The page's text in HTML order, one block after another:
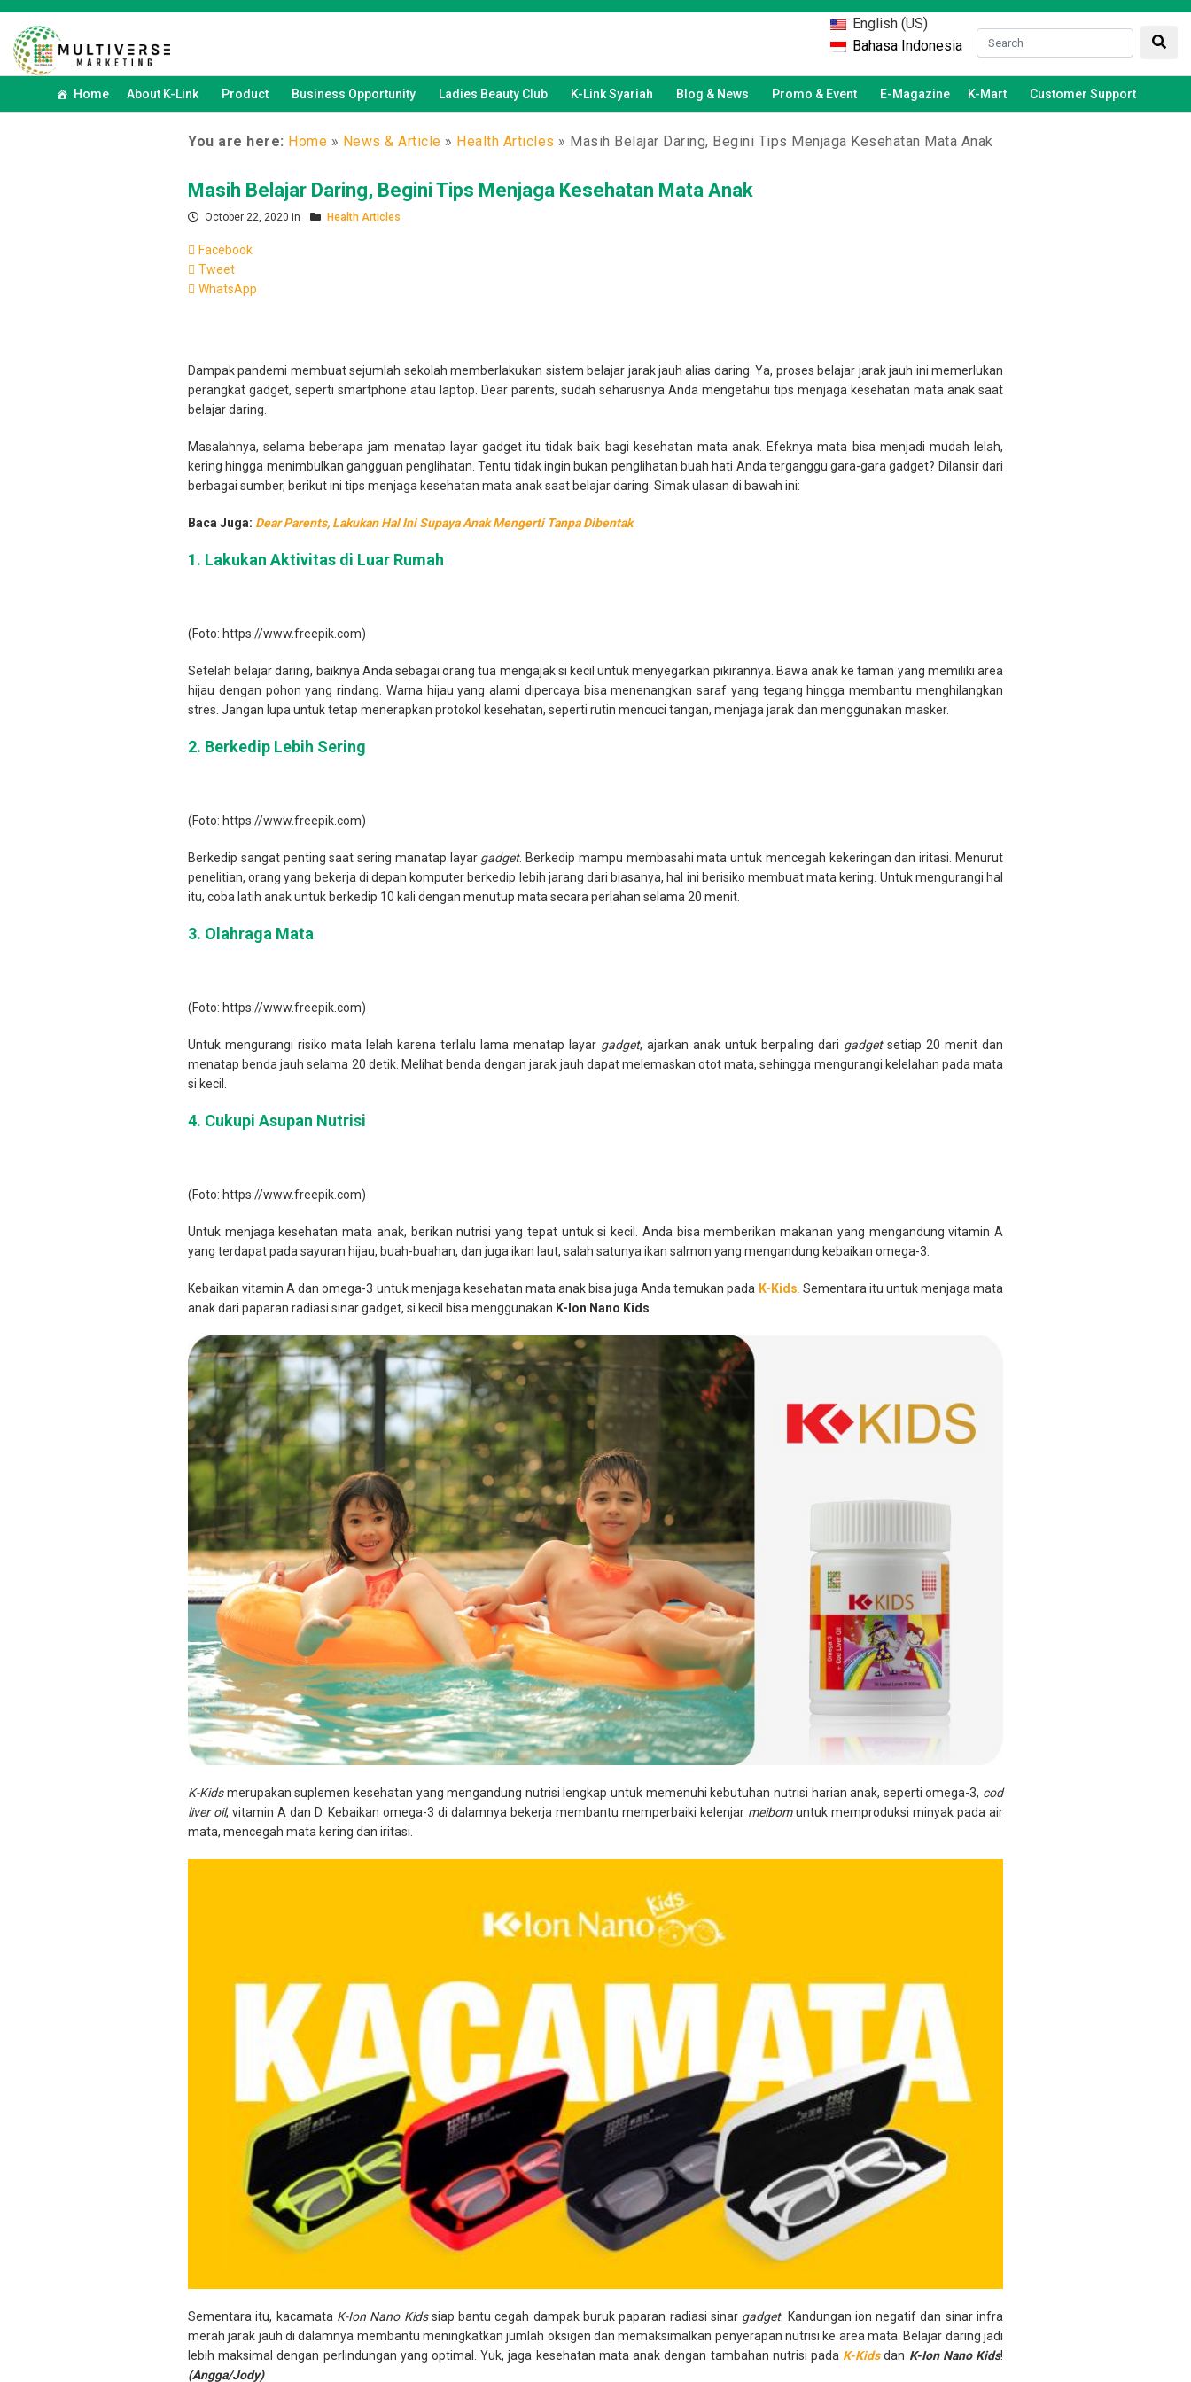
English (US)
Bahasa Indonesia
Home About K-Link Product Business Opportunity Ladies Beauty Club K-Link Syariah Blog & News Promo & Event E-Magazine K-Mart Customer Support
You are here: Home » News & Article » Health Articles » Masih Belajar Daring, Begini Tips Menjaga Kesehatan Mata Anak
Masih Belajar Daring, Begini Tips Menjaga Kesehatan Mata Anak
October 22, 2020 in Health Articles
Facebook
Tweet
WhatsApp
Dampak pandemi membuat sejumlah sekolah memberlakukan sistem belajar jarak jauh alias daring. Ya, proses belajar jarak jauh ini memerlukan
perangkat gadget, seperti smartphone atau laptop. Dear parents, sudah seharusnya Anda mengetahui tips menjaga kesehatan mata anak saat
belajar daring.
Masalahnya, selama beberapa jam menatap layar gadget itu tidak baik bagi kesehatan mata anak. Efeknya mata bisa menjadi mudah lelah,
kering hingga menimbulkan gangguan penglihatan. Tentu tidak ingin bukan penglihatan buah hati Anda terganggu gara-gara gadget? Dilansir dari
berbagai sumber, berikut ini tips menjaga kesehatan mata anak saat belajar daring. Simak ulasan di bawah ini:
Baca Juga: Dear Parents, Lakukan Hal Ini Supaya Anak Mengerti Tanpa Dibentak
1. Lakukan Aktivitas di Luar Rumah
(Foto: https://www.freepik.com)
Setelah belajar daring, baiknya Anda sebagai orang tua mengajak si kecil untuk menyegarkan pikirannya. Bawa anak ke taman yang memiliki area
hijau dengan pohon yang rindang. Warna hijau yang alami dipercaya bisa menenangkan saraf yang tegang hingga membantu menghilangkan
stres. Jangan lupa untuk tetap menerapkan protokol kesehatan, seperti rutin mencuci tangan, menjaga jarak dan menggunakan masker.
2. Berkedip Lebih Sering
(Foto: https://www.freepik.com)
Berkedip sangat penting saat sering manatap layar gadget. Berkedip mampu membasahi mata untuk mencegah kekeringan dan iritasi. Menurut
penelitian, orang yang bekerja di depan komputer berkedip lebih jarang dari biasanya, hal ini berisiko membuat mata kering. Untuk mengurangi hal
itu, coba latih anak untuk berkedip 10 kali dengan menutup mata secara perlahan selama 20 menit.
3. Olahraga Mata
(Foto: https://www.freepik.com)
Untuk mengurangi risiko mata lelah karena terlalu lama menatap layar gadget, ajarkan anak untuk berpaling dari gadgetsetiap 20 menit dan
menatap benda jauh selama 20 detik. Melihat benda dengan jarak jauh dapat melemaskan otot mata, sehingga mengurangi kelelahan pada mata
si kecil.
4. Cukupi Asupan Nutrisi
(Foto: https://www.freepik.com)
Untuk menjaga kesehatan mata anak, berikan nutrisi yang tepat untuk si kecil. Anda bisa memberikan makanan yang mengandung vitamin A
yang terdapat pada sayuran hijau, buah-buahan, dan juga ikan laut, salah satunya ikan salmon yang mengandung kebaikan omega-3.
Kebaikan vitamin A dan omega-3 untuk menjaga kesehatan mata anak bisa juga Anda temukan pada K-Kids Sementara itu untuk menjaga mata
anak dari paparan radiasi sinar gadget, si kecil bisa menggunakan K-Ion Nano Kids
K-Kidsmerupakan suplemen kesehatan yang mengandung nutrisi lengkap untuk memenuhi kebutuhan nutrisi harian anak, seperti omega-3, cod
liver oil, vitamin A dan D. Kebaikan omega-3 di dalamnya bekerja membantu memperbaiki kelenjar meibomuntuk memproduksi minyak pada air
mata, mencegah mata kering dan iritasi.
Sementara itu, kacamata K-Ion Nano Kidssiap bantu cegah dampak buruk paparan radiasi sinar gadget. Kandungan ion negatif dan sinar infra
merah jarak jauh di dalamnya membantu meningkatkan jumlah oksigen dan memaksimalkan penyerapan nutrisi ke area mata. Belajar daring jadi
lebih maksimal dengan perlindungan yang optimal. Yuk, jaga kesehatan mata anak dengan tambahan nutrisi pada K-Kids dan K-Ion Nano Kids!
(Angga/Jody)